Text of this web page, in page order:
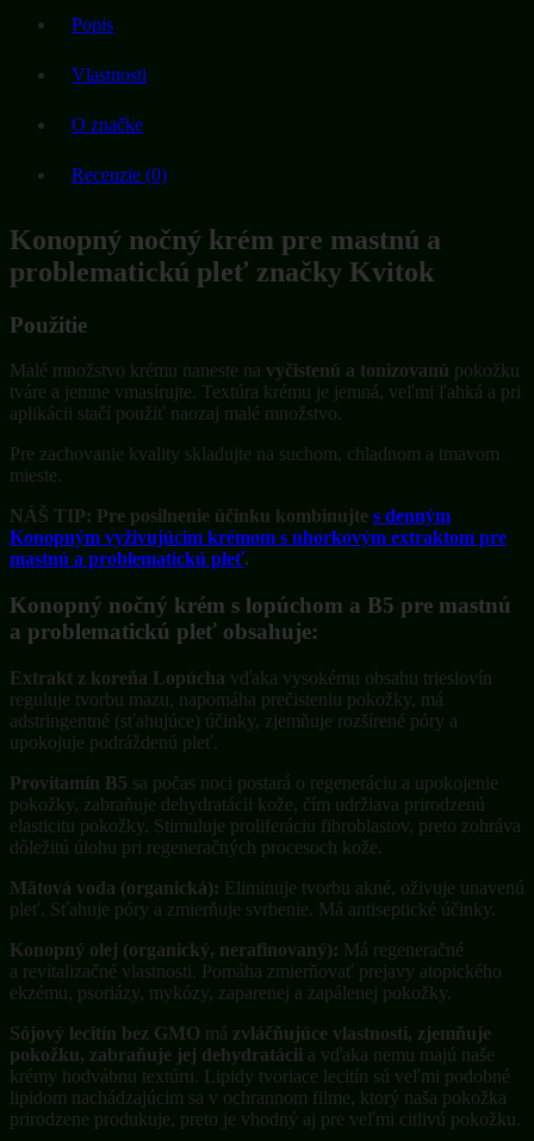
krém
mastnú
pleť
ml
Popis
Vlastnosti
O značke
Recenzie (0)
Konopný nočný krém pre mastnú a
problematickú pleť značky Kvitok
Použitie
Malé množstvo krému naneste na vyčistenú a tonizovanú pokožku
tváre a jemne vmasírujte. Textúra krému je jemná, veľmi ľahká a pri
aplikácii stačí použiť naozaj malé množstvo.
Pre zachovanie kvality skladujte na suchom, chladnom a tmavom
mieste.
NÁŠ TIP: Pre posilnenie účinku kombinujte s denným
Konopným vyživujúcim krémom s uhorkovým extraktom pre
mastnú a problematickú pleť.
Konopný nočný krém s lopúchom a B5 pre mastnú
a problematickú pleť obsahuje:
Extrakt z koreňa Lopúcha vďaka vysokému obsahu trieslovín
reguluje tvorbu mazu, napomáha prečisteniu pokožky, má
adstringentné (sťahujúce) účinky, zjemňuje rozšírené póry a
upokojuje podráždenú pleť.
Provitamín B5 sa počas noci postará o regeneráciu a upokojenie
pokožky, zabraňuje dehydratácii kože, čím udržiava prirodzenú
elasticitu pokožky. Stimuluje proliferáciu fibroblastov, preto zohráva
dôležitú úlohu pri regeneračných procesoch kože.
Mätová voda (organická): Eliminuje tvorbu akné, oživuje unavenú
pleť. Sťahuje póry a zmierňuje svrbenie. Má antiseptické účinky.
Konopný olej (organický, nerafinovaný): Má regeneračné
a revitalizačné vlastnosti. Pomáha zmierňovať prejavy atopického
ekzému, psoriázy, mykózy, zaparenej a zapálenej pokožky.
Sójový lecitín bez GMO má zvláčňujúce vlastnosti, zjemňuje
pokožku, zabraňuje jej dehydratácii a vďaka nemu majú naše
krémy hodvábnu textúru. Lipidy tvoriace lecitín sú veľmi podobné
lipidom nachádzajúcim sa v ochrannom filme, ktorý naša pokožka
prirodzene produkuje, preto je vhodný aj pre veľmi citlivú pokožku.